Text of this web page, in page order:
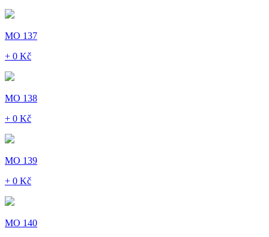
MO 137
+ 0 Kč
MO 138
+ 0 Kč
MO 139
+ 0 Kč
MO 140